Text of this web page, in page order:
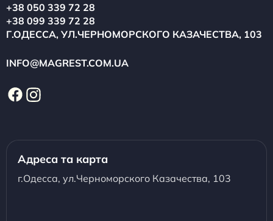
+38 050 339 72 28
+38 099 339 72 28
Г.ОДЕССА, УЛ.ЧЕРНОМОРСКОГО КАЗАЧЕСТВА, 103
INFO@MAGREST.COM.UA
Адреса та карта
г.Одесса, ул.Черноморского Казачества, 103